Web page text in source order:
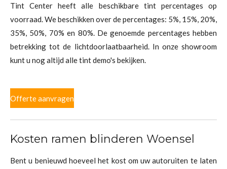
Tint Center heeft alle beschikbare tint percentages op
voorraad. We beschikken over de percentages: 5%, 15%, 20%,
35%, 50%, 70% en 80%. De genoemde percentages hebben
betrekking tot de lichtdoorlaatbaarheid. In onze showroom
kunt u nog altijd alle tint demo's bekijken.
Offerte aanvragen
Kosten ramen blinderen Woensel
Bent u benieuwd hoeveel het kost om uw autoruiten te laten